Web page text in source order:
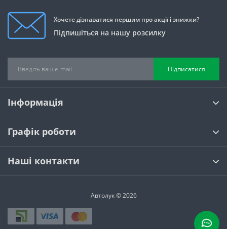
Хочете дізнаватися першим про акції і знижки?
Підпишіться на нашу розсилку
Підписатися
Інформація
Графік роботи
Наші контакти
Автолук © 2026